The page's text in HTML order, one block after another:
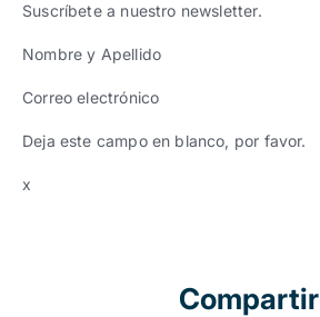
Suscríbete a nuestro newsletter.
Nombre y Apellido
Correo electrónico
Deja este campo en blanco, por favor.
x
Compartir